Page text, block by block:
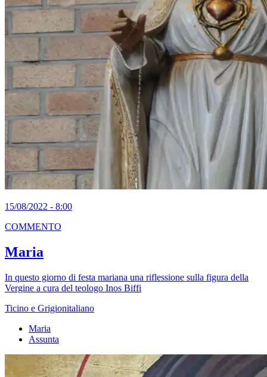
15/08/2022 - 8:00
COMMENTO
Maria
In questo giorno di festa mariana una riflessione sulla figura della
Vergine a cura del teologo Inos Biffi
Ticino e Grigionitaliano
Maria
Assunta